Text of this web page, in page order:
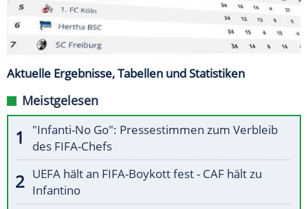
Aktuelle Ergebnisse, Tabellen und Statistiken
Meistgelesen
"Infanti-No Go": Pressestimmen zum Verbleib
des FIFA-Chefs
UEFA hält an FIFA-Boykott fest - CAF hält zu
Infantino